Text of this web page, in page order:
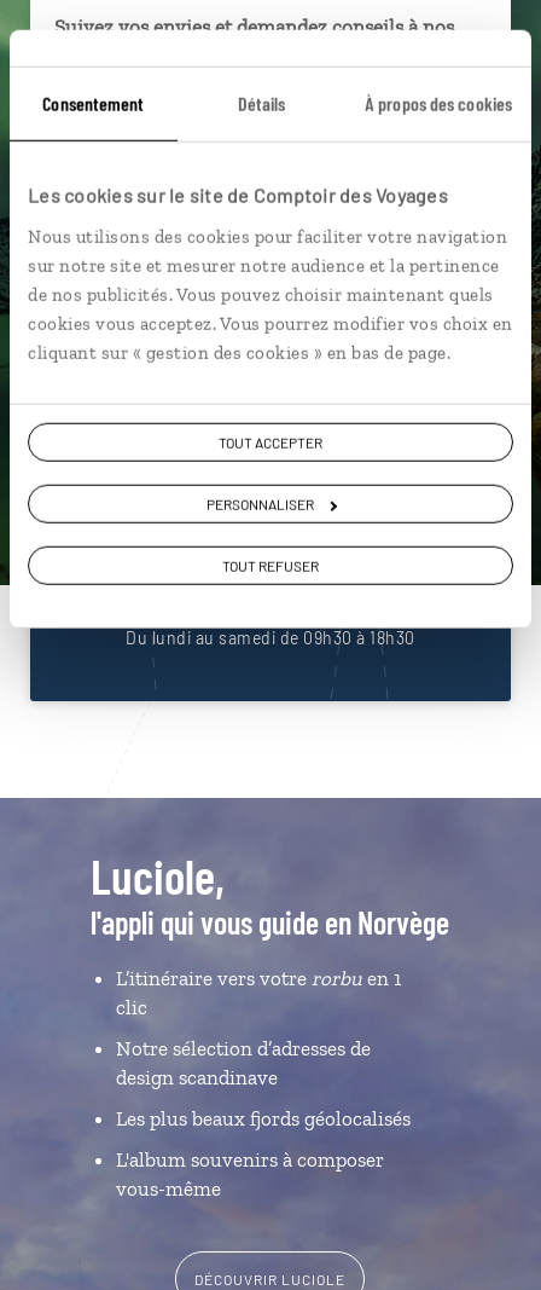
Consentement Détails À propos des cookies
Les cookies sur le site de Comptoir des Voyages
Nous utilisons des cookies pour faciliter votre navigation
sur notre site et mesurer notre audience et la pertinence
de nos publicités. Vous pouvez choisir maintenant quels
cookies vous acceptez. Vous pourrez modifier vos choix en
cliquant sur « gestion des cookies » en bas de page.
TOUT ACCEPTER
PERSONNALISER
TOUT REFUSER
Suivez vos envies et demandez conseils à nos
Ils sauront organiser votre itinéraire au plus
près de vos envies et de la réalité du pays.
connectés en agence, mais aussi par email ou
téléphone.
Vous gardez le même interlocuteur avant,
pendant et après votre voyage.
DEMANDER UN DEVIS
ou
Construisez votre voyage avec un spécialiste Norvège
01 85 08 23 50
Du lundi au samedi de 09h30 à 18h30
Luciole,
l'appli qui vous guide en Norvège
L’itinéraire vers votre rorbuen 1
clic
Notre sélection d’adresses de
design scandinave
Les plus beaux fjords géolocalisés
L'album souvenirs à composer
vous-même
DÉCOUVRIR LUCIOLE